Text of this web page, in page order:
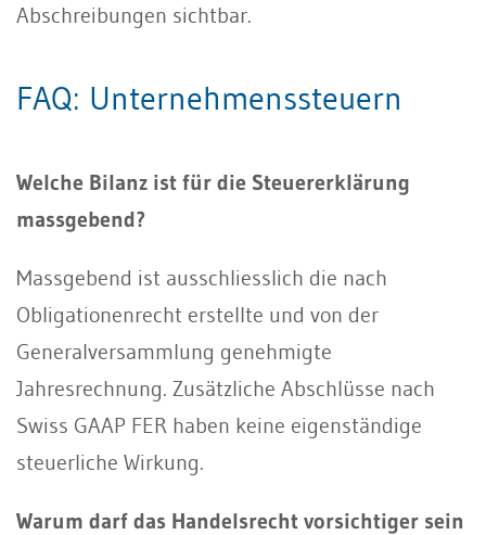
Abschreibungen sichtbar.
FAQ: Unternehmenssteuern
Welche Bilanz ist für die Steuererklärung
massgebend?
Massgebend ist ausschliesslich die nach
Obligationenrecht erstellte und von der
Generalversammlung genehmigte
Jahresrechnung. Zusätzliche Abschlüsse nach
Swiss GAAP FER haben keine eigenständige
steuerliche Wirkung.
Warum darf das Handelsrecht vorsichtiger sein